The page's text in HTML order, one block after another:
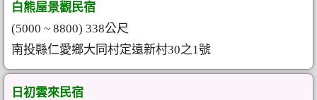
白熊屋景觀民宿
(5000 ~ 8800) 338公尺
南投縣仁愛鄉大同村定遠新村30之1號
日初雲來民宿